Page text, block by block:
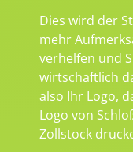
Dies wird der
mehr
verhelfen und
wirtschaftlich
also Ihr Logo,
Logo von
Zollstock